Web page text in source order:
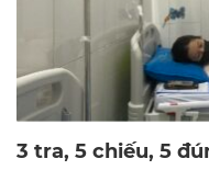
3 tra, 5 chiếu, 5